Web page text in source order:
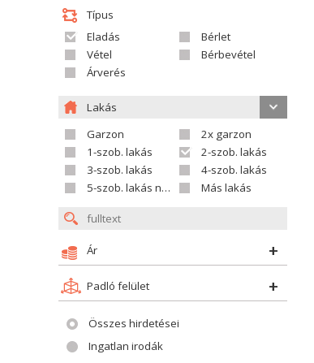
Típus
Eladás
Bérlet
Vétel
Bérbevétel
Árverés
Lakás
Garzon
2x garzon
1-szob. lakás
2-szob. lakás
3-szob. lakás
4-szob. lakás
5-szob. lakás nagyobb
Más lakás
Ár
Padló felület
Összes hirdetései
Ingatlan irodák